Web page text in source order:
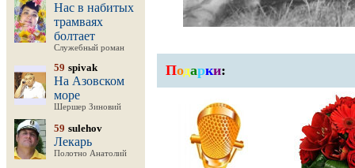
Нас в набитых
трамваях
болтает
Служебный роман
59 spivak
На Азовском
море
Шершер Зиновий
59 sulehov
Лекарь
Полотно Анатолий
Подарки: